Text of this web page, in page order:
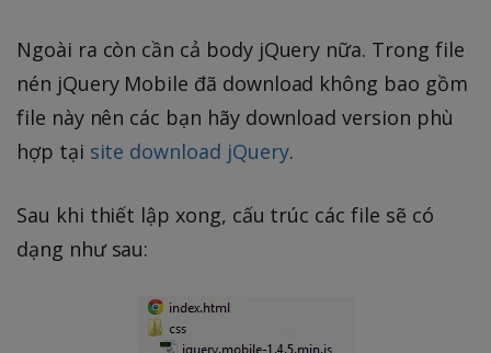
Ngoài ra còn cần cả body jQuery nữa. Trong file
nén jQuery Mobile đã download không bao gồm
file này nên các bạn hãy download version phù
hợp tại site download jQuery.
Sau khi thiết lập xong, cấu trúc các file sẽ có
dạng như sau: